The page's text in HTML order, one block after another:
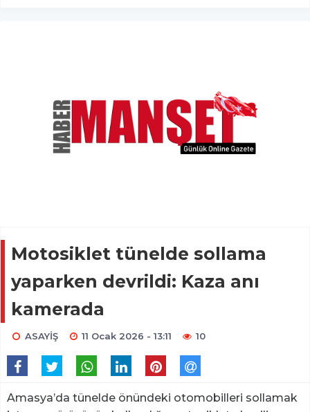
Motosiklet tünelde sollama
yaparken devrildi: Kaza anı
kamerada
ASAYİŞ 11 Ocak 2026 - 13:11 10
Amasya’da tünelde önündeki otomobilleri sollamak